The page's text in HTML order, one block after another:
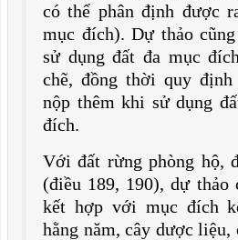
có thể phân định được
mục đích). Dự thảo
sử dụng đất đa mục
chẽ, đồng thời quy
nộp thêm khi sử dụng
đích.
Với đất rừng phòng hộ,
(điều 189, 190), dự thảo
kết hợp với mục đích
hằng năm, cây dược